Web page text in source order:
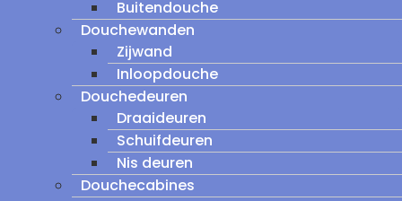
Buitendouche
Douchewanden
Zijwand
Inloopdouche
Douchedeuren
Draaideuren
Schuifdeuren
Nis deuren
Douchecabines